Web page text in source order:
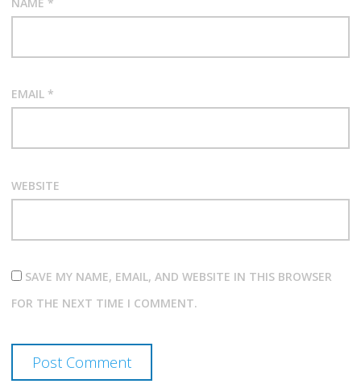
EMAIL *
WEBSITE
SAVE MY NAME, EMAIL, AND WEBSITE IN THIS BROWSER
FOR THE NEXT TIME I COMMENT.